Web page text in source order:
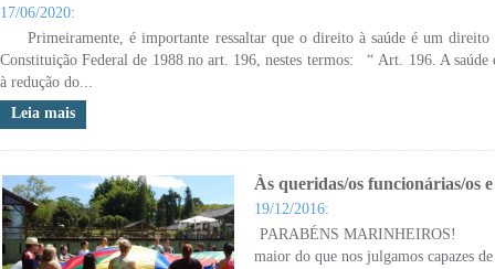
17/06/2020:
Primeiramente, é importante ressaltar que o direito à saúde é um direito
Constituição Federal de 1988 no art. 196, nestes termos: “ Art. 196. A
à redução do...
Leia mais
Às queridas/os funcionárias/os
19/12/2016:
PARABÉNS
maior do que nos julgamos capazes